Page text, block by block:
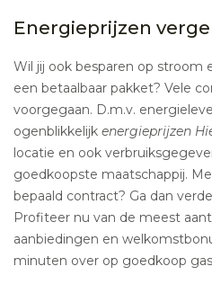
Energieprijzen
Wil jij ook besparen op stroom
een betaalbaar pakket? Vele
voorgegaan. D.m.v.
ogenblikkelijk energieprijzen
locatie en ook
goedkoopste maatschappij.
bepaald contract? Ga dan
Profiteer nu van de meest
aanbiedingen en
minuten over op goedkoop